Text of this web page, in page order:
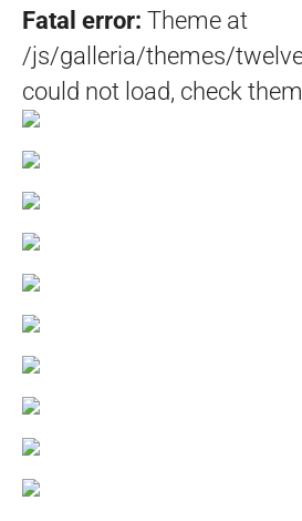
Fatal error: Theme at
/js/galleria/themes/
could not load, check